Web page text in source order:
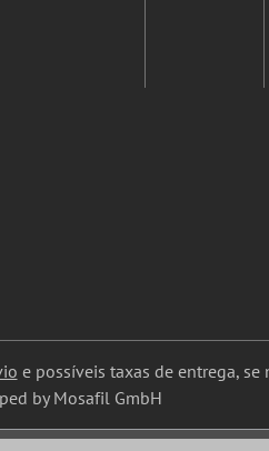
e possíveis taxas de entrega,
by Mosafil GmbH